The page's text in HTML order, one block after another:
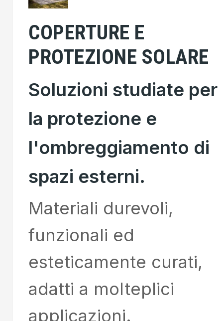
COPERTURE E
PROTEZIONE SOLARE
Soluzioni studiate per
la protezione e
l'ombreggiamento di
spazi esterni.
Materiali durevoli,
funzionali ed
esteticamente curati,
adatti a molteplici
applicazioni.